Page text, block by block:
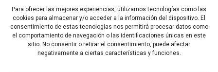
Para ofrecer las mejores experiencias, utilizamos tecnologías como las
cookies para almacenar y/o acceder a la información del dispositivo. El
consentimiento de estas tecnologías nos permitirá procesar datos como
el comportamiento de navegación o las identificaciones únicas en este
sitio. No consentir o retirar el consentimiento, puede afectar
negativamente a ciertas características y funciones.
16 Vayamos, entonces, confiadamente al trono de la gracia, a fin
de obtener misericordia y alcanzar la gracia de un auxilio
oportuno.
Capítulo Anterior Capítulo Siguiente